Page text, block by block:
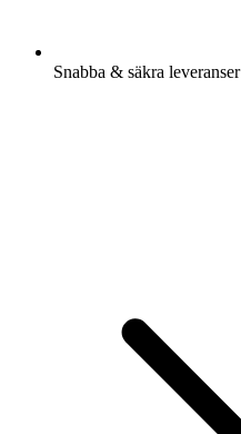
Snabba & säkra leveranser